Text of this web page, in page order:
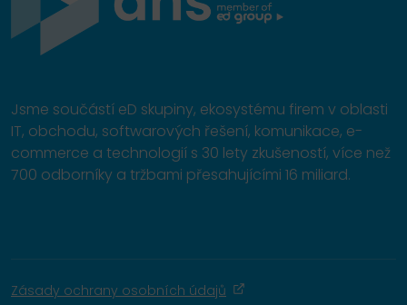
Jsme součástí eD skupiny, ekosystému firem v oblasti
IT, obchodu, softwarových řešení, komunikace, e-
commerce a technologií s 30 lety zkušeností, více než
700 odborníky a tržbami přesahujícími 16 miliard.
Zásady ochrany osobních údajů